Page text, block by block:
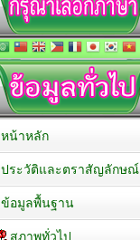
หน้าหลัก
ประวัติและตราสัญลักษณ์
ข้อมูลพื้นฐาน
สภาพทั่วไป